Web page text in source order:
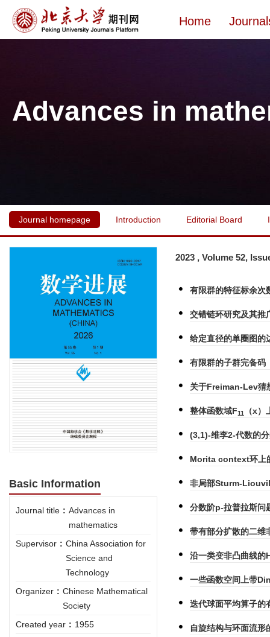
Home
Advances in
Journal homepage Introduction Editorial Board
Basic Information
Journal title : Advances in
mathematics
Supervisor : China Association for
Science and
Technology
Organizer : Chinese Mathematical
Society
Created year : 1955
2023 , Volume 52,
有限群的特征标余次
交错链环研究及其推
给定直径的单圈图的
有限群的子群完备码
关于Freiman-Lev猜
整体函数域F11 （x
(3,1)-维李2-代数的
Morita context环上
非局部Sturm-
分数阶p-拉普拉斯问
带有部分扩散的二维
沿一类变非凸曲线
一些函数空间上带
迭代球面平均算子的
自旋结构与环面流形